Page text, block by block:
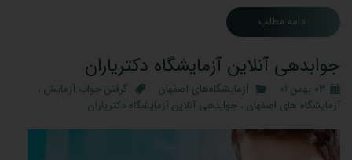
ادامه مطلب
جوابدهی آنلاین آزمایشگاه دکتریاران
۰۳ بهمن ۰۱ آزمایشگاه‌های اصفهان گرفتن جواب آزمایش ،
آزمایشگاه های اصفهان ، جوابدهی آنلاین آزمایشگاه دکتریاران